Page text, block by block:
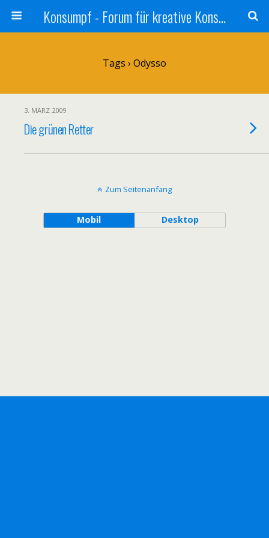
Konsumpf - Forum für kreative Konsumkritik - Culture Jamming, Nachhaltigkeit, Konzernkritik, Adbusting
Tags › Odysso
3. MÄRZ 2009
Die grünen Retter
Zum Seitenanfang
Mobil Desktop